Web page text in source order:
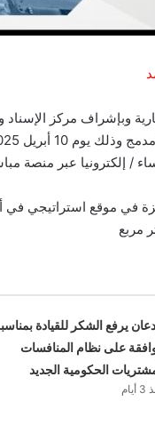
وبإشراف مركز
/ إلكترونيا عبر منصة
في موقع استراتيجي في
يرفع الشكر للقيادة
على نظام المنافسات
الحكومية الجديد